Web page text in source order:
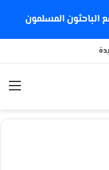
الباحثون المسلمون